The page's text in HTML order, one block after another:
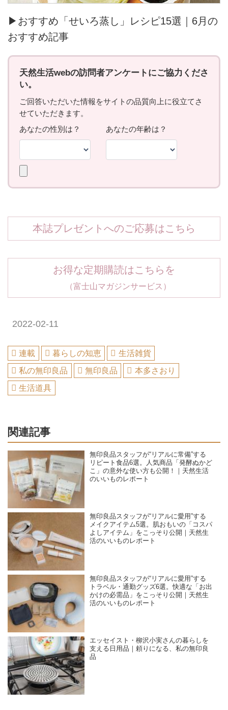
▶おすすめ「せいろ蒸し」レシピ15選｜6月の
おすすめ記事
本誌プレゼントへのご応募はこちら
お得な定期購読はこちらを
（富士山マガジンサービス）
2022-02-11
連載 暮らしの知恵
生活雑貨
私の無印良品
無印良品
本多さおり
生活道具
関連記事
無印良品スタッフが“リアルに常備”する
リピート食品6選。人気商品「発酵ぬかど
こ」の意外な使い方も公開！｜天然生活
のいいものレポート
無印良品スタッフが“リアルに愛用”する
メイクアイテム5選。肌おもいの「コスパ
よしアイテム」をこっそり公開｜天然生
活のいいものレポート
無印良品スタッフが“リアルに愛用”する
トラベル・通勤グッズ6選。快適な「お出
かけの必需品」をこっそり公開｜天然生
活のいいものレポート
エッセイスト・柳沢小実さんの暮らしを
支える日用品｜頼りになる、私の無印良
品